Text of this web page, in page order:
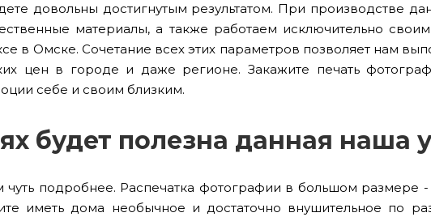
довольны достигнутым результатом. При производстве
материалы, а также работаем исключительно
в Омске. Сочетание всех этих параметров позволяет нам
цен в городе и даже регионе. Закажите печать
себе и своим близким.
будет полезна данная наша
подробнее. Распечатка фотографии в большом размере -
иметь дома необычное и достаточно внушительное по